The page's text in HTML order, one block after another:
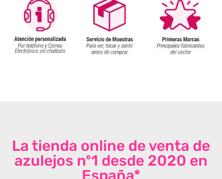
La tienda online de venta de
azulejos nº1 desde 2020 en
España*